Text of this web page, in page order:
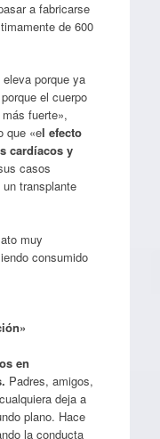
a fabricarse
de 600
porque ya
el cuerpo
fuerte»,
que «el efecto
cardíacos y
casos
transplante
muy
consumido
en
Padres, amigos,
deja a
plano. Hace
la conducta